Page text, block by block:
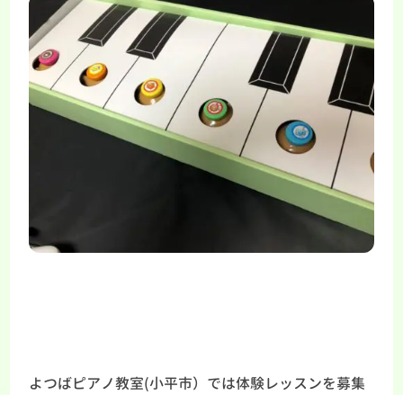
よつばピアノ教室(小平市）では体験レッスンを募集